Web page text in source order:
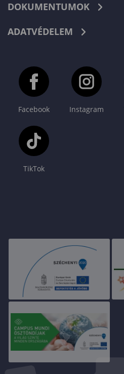
DOKUMENTUMOK
ADATVÉDELEM
Facebook Instagram
TikTok